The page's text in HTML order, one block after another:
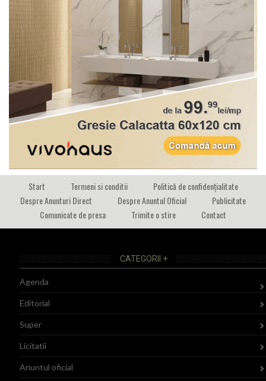
Start Termeni si conditii
Politică de confidențialitate
Despre Anunturi Direct
Despre Anuntul Oficial
Publicitate
Comunicate de presa
Trimite o stire Contact
CATEGORII +
Agenda
Editorial
Super
Licitatii
Anuntul oficial